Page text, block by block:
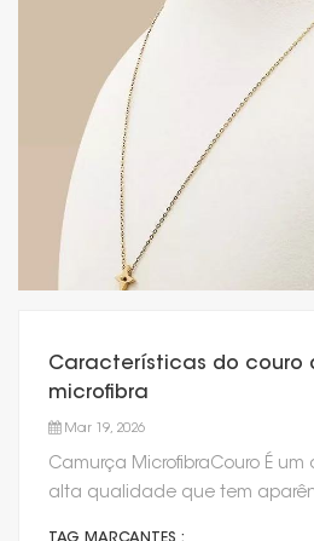
Características do couro
microfibra
Mar 19, 2026
Camurça MicrofibraCouro É
alta qualidade que tem